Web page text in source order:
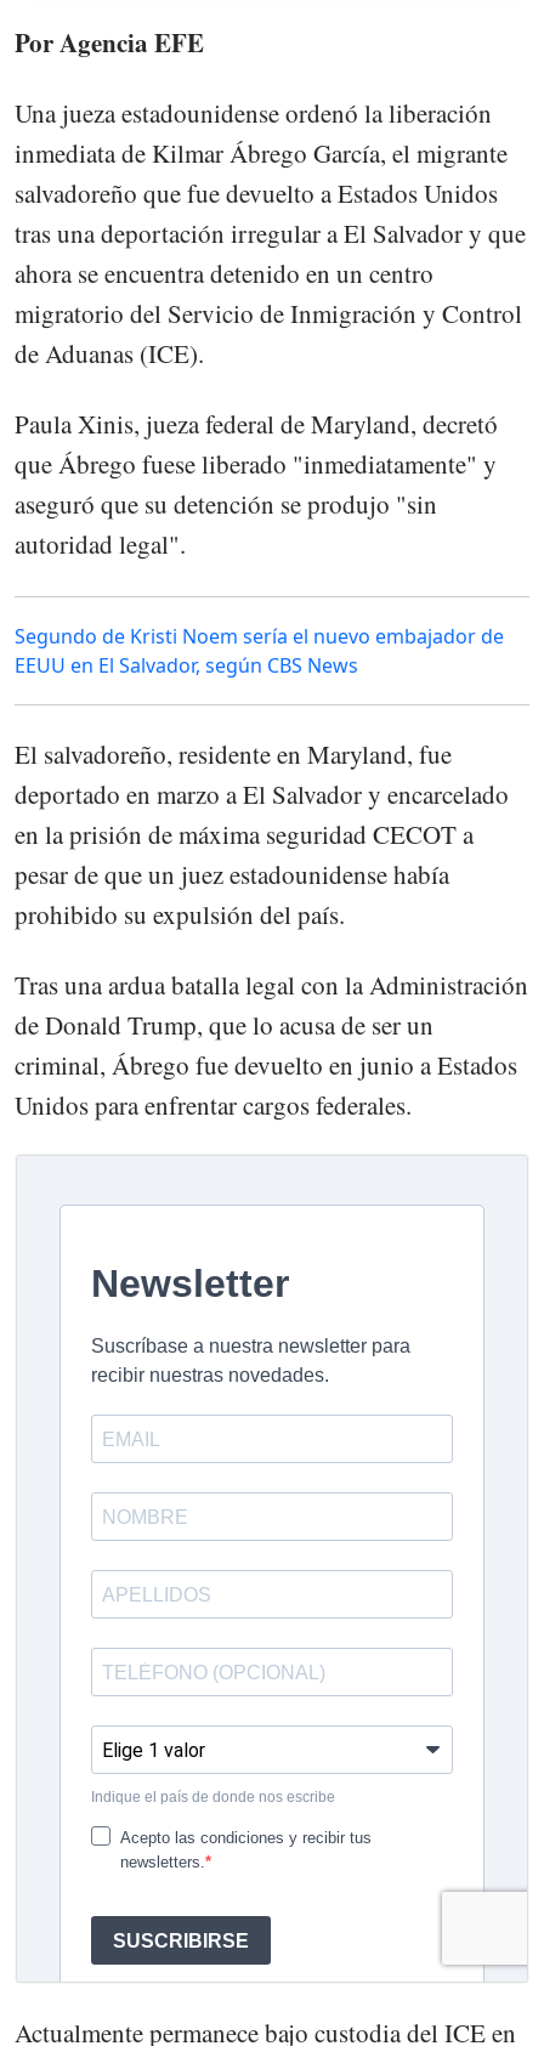
Por Agencia EFE
Una jueza estadounidense ordenó la liberación
inmediata de Kilmar Ábrego García, el migrante
salvadoreño que fue devuelto a Estados Unidos
tras una deportación irregular a El Salvador y que
ahora se encuentra detenido en un centro
migratorio del Servicio de Inmigración y Control
de Aduanas (ICE).
Paula Xinis, jueza federal de Maryland, decretó
que Ábrego fuese liberado "inmediatamente" y
aseguró que su detención se produjo "sin
autoridad legal".
Segundo de Kristi Noem sería el nuevo embajador de
EEUU en El Salvador, según CBS News
El salvadoreño, residente en Maryland, fue
deportado en marzo a El Salvador y encarcelado
en la prisión de máxima seguridad CECOT a
pesar de que un juez estadounidense había
prohibido su expulsión del país.
Tras una ardua batalla legal con la Administración
de Donald Trump, que lo acusa de ser un
criminal, Ábrego fue devuelto en junio a Estados
Unidos para enfrentar cargos federales.
Actualmente permanece bajo custodia del ICE en